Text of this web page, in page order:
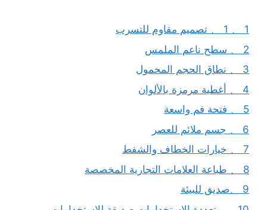
1 、 1 、 تصميم مقاوم للتسرب
2 、 سطح ناعم الملمس
3 、 نطاق الحجم المحمول
4 、 أغطية مرمزة بالألوان
5 、 فتحة فم واسعة
6 、 جسم ملائم للعصر
7 、 خيارات الخطاف والشفط
8 、 طباعة العلامات التجارية المخصصة
9 、صديق للبيئة